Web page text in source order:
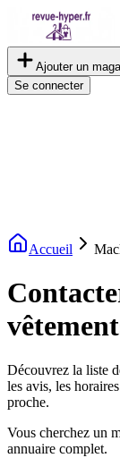
Ajouter un
Se connecter
Accueil
Découvrez la liste
les avis, les
proche.
Vous cherchez un
annuaire complet.